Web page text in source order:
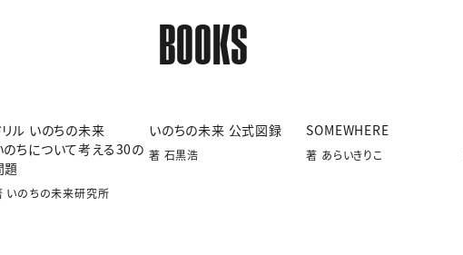
BOOKS
リル いのちの未来
のちについて考える30の
題
いのちの未来研究所
いのちの未来 公式図録
著 石黒浩
SOMEWHERE
著 あらいきりこ